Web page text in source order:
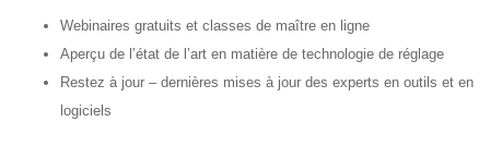
Webinaires gratuits et classes de maître en ligne
Aperçu de l’état de l’art en matière de technologie de réglage
Restez à jour – dernières mises à jour des experts en outils et en
logiciels